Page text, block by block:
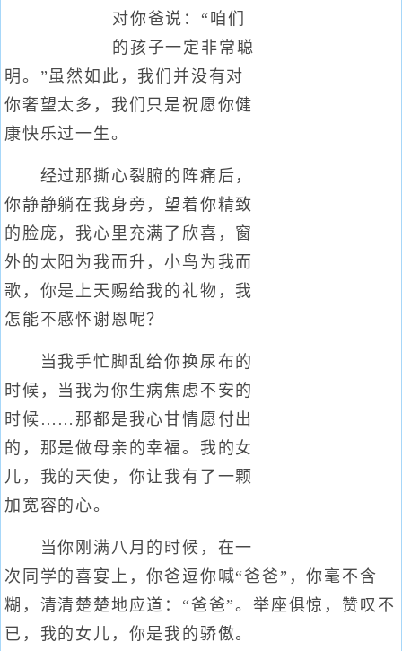
对你爸说：“咱们
的孩子一定非常聪
明。”虽然如此，我们并没有对
你奢望太多，我们只是祝愿你健
康快乐过一生。
经过那撕心裂腑的阵痛后，
你静静躺在我身旁，望着你精致
的脸庞，我心里充满了欣喜，窗
外的太阳为我而升，小鸟为我而
歌，你是上天赐给我的礼物，我
怎能不感怀谢恩呢？
当我手忙脚乱给你换尿布的
时候，当我为你生病焦虑不安的
时候……那都是我心甘情愿付出
的，那是做母亲的幸福。我的女
儿，我的天使，你让我有了一颗
加宽容的心。
当你刚满八月的时候，在一
次同学的喜宴上，你爸逗你喊“爸爸”，你毫不含
糊，清清楚楚地应道：“爸爸”。举座俱惊，赞叹不
已，我的女儿，你是我的骄傲。